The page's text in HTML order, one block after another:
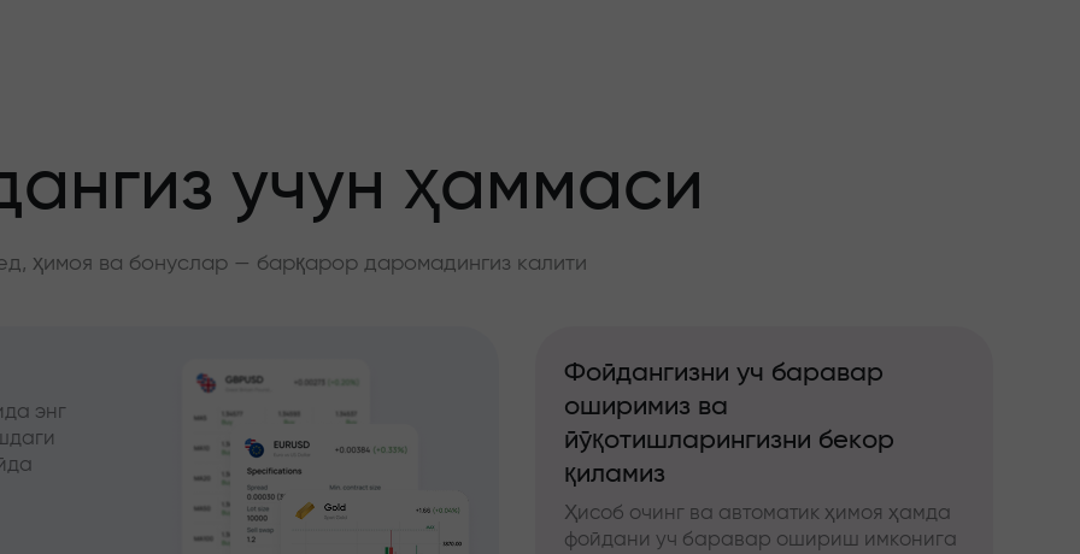
учун ҳаммаси
ҳимоя ва бонуслар — барқарор даромадингиз калити
энг
Фойдангизни уч баравар
оширимиз ва
йўқотишларингизни бекор
қиламиз
Ҳисоб очинг ва автоматик ҳимоя ҳамда
фойдани уч баравар ошириш имконига